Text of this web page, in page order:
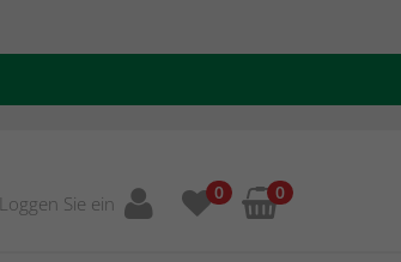
Loggen Sie ein 0 0